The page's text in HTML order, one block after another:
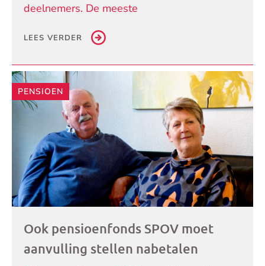
deelnemers. De meeste
LEES VERDER
PENSIOEN
Ook pensioenfonds SPOV moet
aanvulling stellen nabetalen